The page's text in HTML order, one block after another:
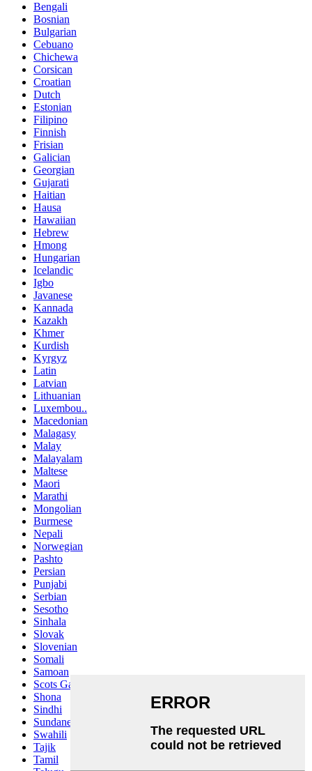
Bengali
Bosnian
Bulgarian
Cebuano
Chichewa
Corsican
Croatian
Dutch
Estonian
Filipino
Finnish
Frisian
Galician
Georgian
Gujarati
Haitian
Hausa
Hawaiian
Hebrew
Hmong
Hungarian
Icelandic
Igbo
Javanese
Kannada
Kazakh
Khmer
Kurdish
Kyrgyz
Latin
Latvian
Lithuanian
Luxembou..
Macedonian
Malagasy
Malay
Malayalam
Maltese
Maori
Marathi
Mongolian
Burmese
Nepali
Norwegian
Pashto
Persian
Punjabi
Serbian
Sesotho
Sinhala
Slovak
Slovenian
Somali
Samoan
Scots Gaelic
Shona
Sindhi
Sundanese
Swahili
Tajik
Tamil